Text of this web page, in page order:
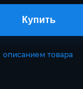
описанием товара
Купить